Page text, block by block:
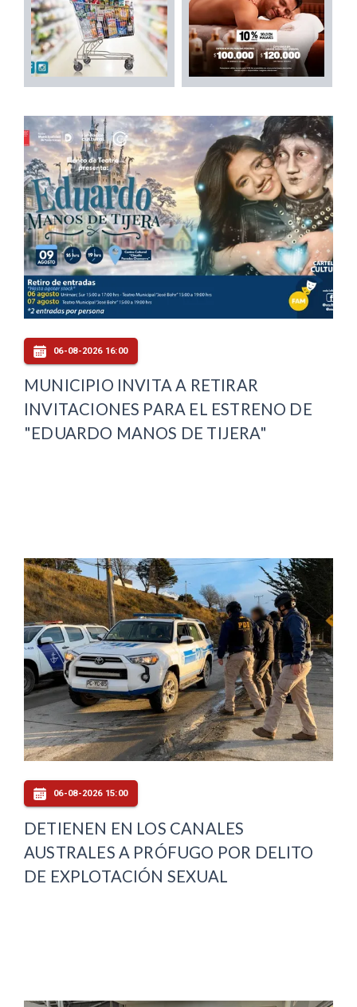
06-08-2026 16:00
MUNICIPIO INVITA A RETIRAR
INVITACIONES PARA EL ESTRENO DE
"EDUARDO MANOS DE TIJERA"
06-08-2026 15:00
DETIENEN EN LOS CANALES
AUSTRALES A PRÓFUGO POR DELITO
DE EXPLOTACIÓN SEXUAL